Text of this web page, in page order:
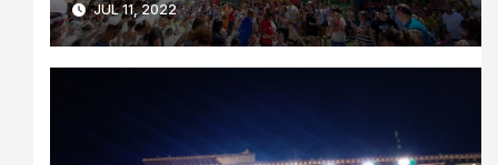
JUL 11, 2022